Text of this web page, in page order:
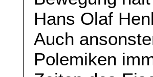
Hans Olaf
Auch
Polemiken